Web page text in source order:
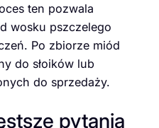
ten pozwala
wosku pszczelego
Po zbiorze miód
do słoików lub
do sprzedaży.
pytania